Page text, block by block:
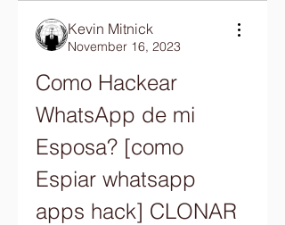
Kevin Mitnick
November 16, 2023
Como Hackear
WhatsApp de mi
Esposa? [como
Espiar whatsapp
apps hack] CLONAR